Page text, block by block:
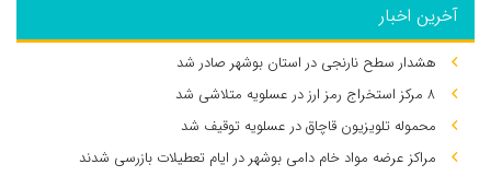
آخرین اخبار
هشدار سطح نارنجی در استان بوشهر صادر شد
۸ مرکز استخراج رمز ارز در عسلویه متلاشی شد
محموله تلویزیون قاچاق در عسلویه توقیف شد
مراکز عرضه مواد خام دامی بوشهر در ایام تعطیلات بازرسی شدند